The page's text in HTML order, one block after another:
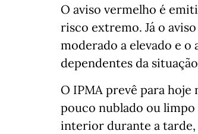
O aviso vermelho é
risco extremo. Já o
moderado a elevado e
dependentes da
O IPMA prevê para
pouco nublado ou
interior durante a tarde,